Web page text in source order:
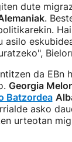
dute
.
asilo
da EBn
Georgia
Batzordea
asko
urteotan